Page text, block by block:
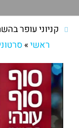
קניוני עופר
ראשי»